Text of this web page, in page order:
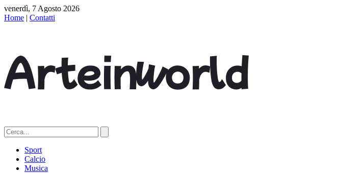
venerdì, 7 Agosto 2026
Home | Contatti
Sport
Calcio
Musica